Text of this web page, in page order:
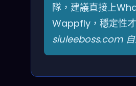
隊，建議直接上
Wappfly，穩定性
siuleeboss.com 自